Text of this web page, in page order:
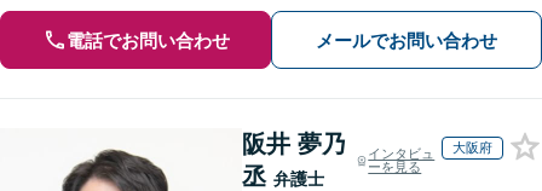
電話でお問い合わせ メールでお問い合わせ
阪井 夢乃
丞 弁護士
インタビュ
ーを見る
大阪府